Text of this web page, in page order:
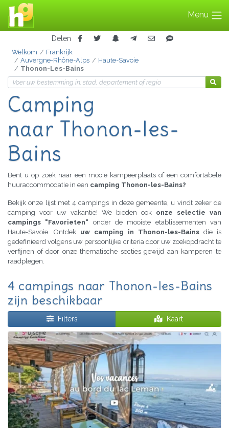
Menu
Delen
Welkom
Frankrijk
Auvergne-Rhône-Alps
Haute-Savoie
Thonon-Les-Bains
Camping
naar Thonon-les-
Bains
Bent u op zoek naar een mooie kampeerplaats of een comfortabele
huuraccommodatie in een camping Thonon-les-Bains?
Bekijk onze lijst met 4 campings in deze gemeente, u vindt zeker de
camping voor uw vakantie! We bieden ook onze selectie van
campings "Favorieten" onder de mooiste etablissementen van
Haute-Savoie. Ontdek uw camping in Thonon-les-Bains die is
gedefinieerd volgens uw persoonlijke criteria door uw zoekopdracht te
verfijnen of door onze thematische secties gewijd aan kamperen te
raadplegen.
4 campings naar Thonon-les-Bains
zijn beschikbaar
Filters Kaart